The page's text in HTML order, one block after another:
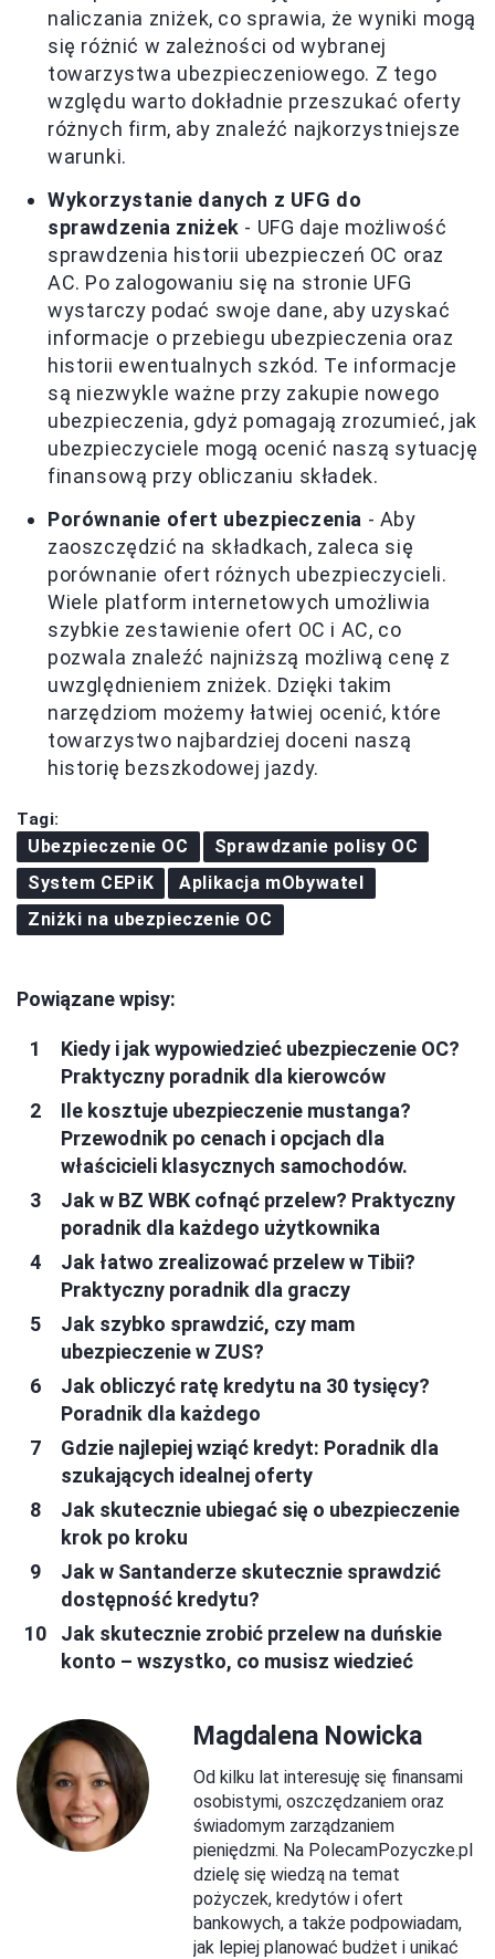
naliczania zniżek, co sprawia, że wyniki mogą
się różnić w zależności od wybranej
towarzystwa ubezpieczeniowego. Z tego
względu warto dokładnie przeszukać oferty
różnych firm, aby znaleźć najkorzystniejsze
warunki.
Wykorzystanie danych z UFG do
sprawdzenia zniżek - UFG daje możliwość
sprawdzenia historii ubezpieczeń OC oraz
AC. Po zalogowaniu się na stronie UFG
wystarczy podać swoje dane, aby uzyskać
informacje o przebiegu ubezpieczenia oraz
historii ewentualnych szkód. Te informacje
są niezwykle ważne przy zakupie nowego
ubezpieczenia, gdyż pomagają zrozumieć, jak
ubezpieczyciele mogą ocenić naszą sytuację
finansową przy obliczaniu składek.
Porównanie ofert ubezpieczenia - Aby
zaoszczędzić na składkach, zaleca się
porównanie ofert różnych ubezpieczycieli.
Wiele platform internetowych umożliwia
szybkie zestawienie ofert OC i AC, co
pozwala znaleźć najniższą możliwą cenę z
uwzględnieniem zniżek. Dzięki takim
narzędziom możemy łatwiej ocenić, które
towarzystwo najbardziej doceni naszą
historię bezszkodowej jazdy.
Tagi:
Ubezpieczenie OC
Sprawdzanie polisy OC
System CEPiK
Aplikacja mObywatel
Zniżki na ubezpieczenie OC
Powiązane wpisy:
Kiedy i jak wypowiedzieć ubezpieczenie OC?
Praktyczny poradnik dla kierowców
Ile kosztuje ubezpieczenie mustanga?
Przewodnik po cenach i opcjach dla
właścicieli klasycznych samochodów.
Jak w BZ WBK cofnąć przelew? Praktyczny
poradnik dla każdego użytkownika
Jak łatwo zrealizować przelew w Tibii?
Praktyczny poradnik dla graczy
Jak szybko sprawdzić, czy mam
ubezpieczenie w ZUS?
Jak obliczyć ratę kredytu na 30 tysięcy?
Poradnik dla każdego
Gdzie najlepiej wziąć kredyt: Poradnik dla
szukających idealnej oferty
Jak skutecznie ubiegać się o ubezpieczenie
krok po kroku
Jak w Santanderze skutecznie sprawdzić
dostępność kredytu?
Jak skutecznie zrobić przelew na duńskie
konto – wszystko, co musisz wiedzieć
Magdalena Nowicka
Od kilku lat interesuję się finansami
osobistymi, oszczędzaniem oraz
świadomym zarządzaniem
pieniędzmi. Na PolecamPozyczke.pl
dzielę się wiedzą na temat
pożyczek, kredytów i ofert
bankowych, a także podpowiadam,
jak lepiej planować budżet i unikać